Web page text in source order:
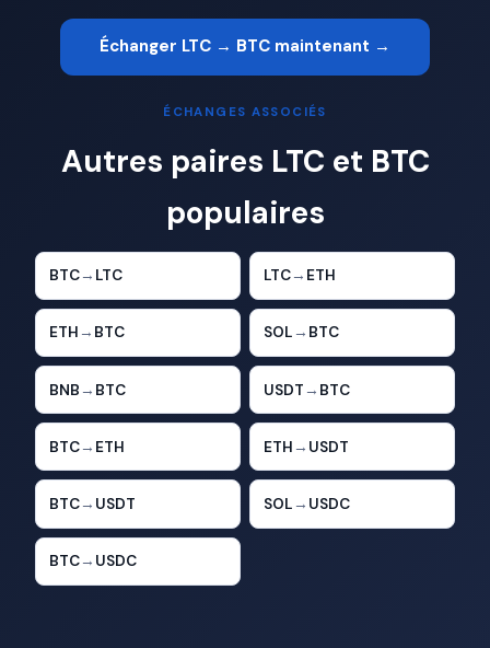
Échanger LTC → BTC maintenant →
ÉCHANGES ASSOCIÉS
Autres paires LTC et BTC
populaires
BTC→ LTC LTC→ ETH
ETH → BTC SOL → BTC
BNB → BTC USDT → BTC
BTC→ ETH ETH → USDT
BTC→ USDT SOL → USDC
BTC→ USDC